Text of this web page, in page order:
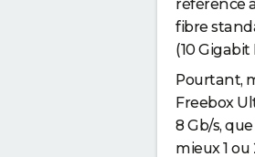
o
s
t
e
r
s
a
référence
fibre
(10
Pourtant,
Freebox
8 Gb/s,
mieux 1